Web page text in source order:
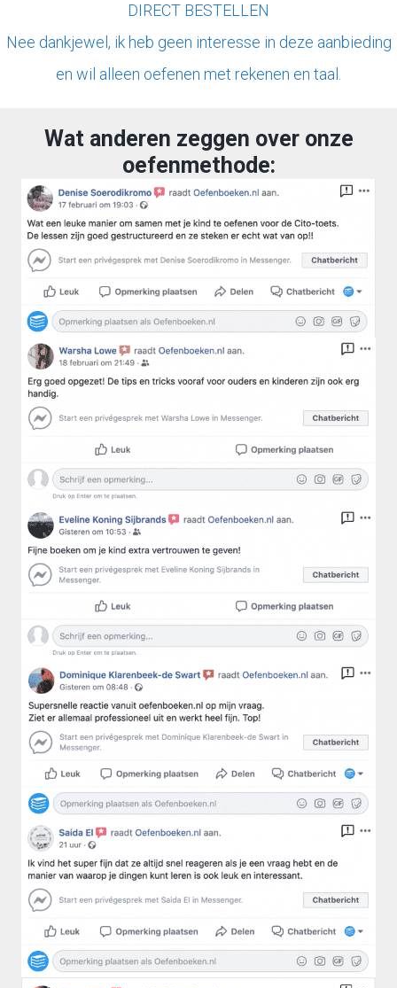
DIRECT BESTELLEN
Nee dankjewel, ik heb geen interesse in deze aanbieding
en wil alleen oefenen met rekenen en taal.
Wat anderen zeggen over onze
oefenmethode: